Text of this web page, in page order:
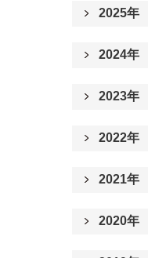
2025年
2024年
2023年
2022年
2021年
2020年